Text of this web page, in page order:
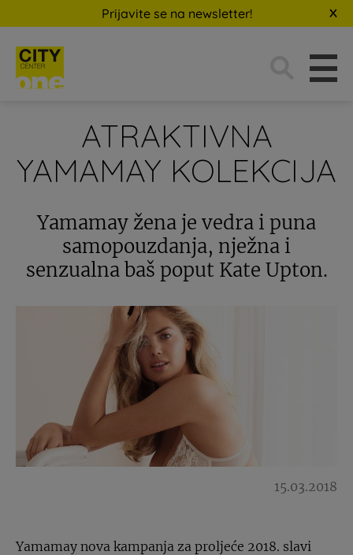
Prijavite se na newsletter!
ATRAKTIVNA
YAMAMAY KOLEKCIJA
Yamamay žena je vedra i puna
samopouzdanja, nježna i
senzualna baš poput Kate Upton.
15.03.2018
Yamamay nova kampanja za proljeće 2018. slavi